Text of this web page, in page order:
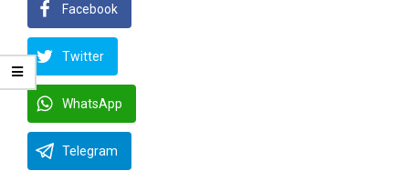
Facebook
Twitter
WhatsApp
Telegram